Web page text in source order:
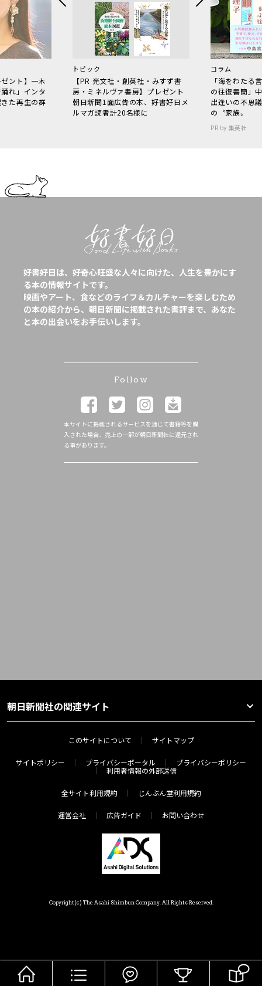
ント】一木
れ」インタ
た再生の群
トピック
【PR 光文社・創英社・みすず書
房・ミネルヴァ書房】プレゼント
朝日新聞1面広告の本、好書好日メ
ルマガ読者計20名様に
コラム
「海をわた
の往復書簡」
出逢いの不思
の〝家族〟
PR by 集英社
好書好日は、好奇心旺盛な人々に向けた、人生を豊かにす
る本の情報サイトです。
映画やアート、食などのライフ＆カルチャーを楽しむため
の本の紹介から、朝日新聞に掲載された書評まで、あなた
と本の出会いをお手伝いします。
Follow
本サイトに掲載されるサービスを通じて書籍等を購
入された場合、売上の一部が朝日新聞社に還元され
る事があります。
朝日新聞社の関連サイト
このサイトについて サイトマップ
サイトポリシー プライバシーポータル
プライバシーポリシー
利用者情報の外部送信
全サイト利用規約 じんぶん堂利用規約
運営会社 広告ガイド お問い合わせ
Copyright(c) The Asahi Shimbun Company. All Rights Reserved.